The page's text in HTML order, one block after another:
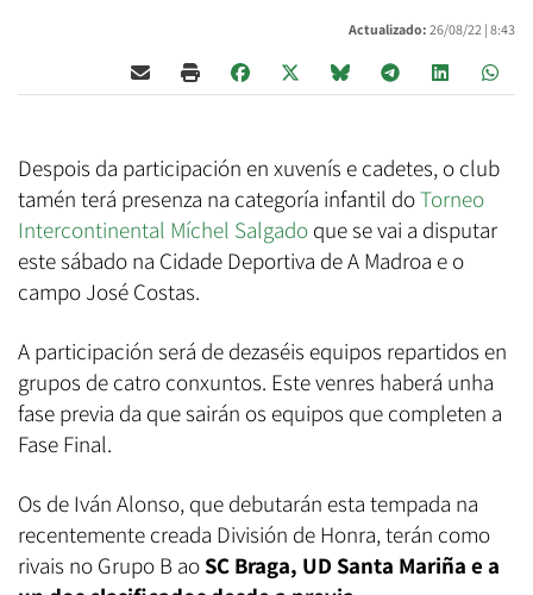
Actualizado: 26/08/22 | 8:43
Despois da participación en xuvenís e cadetes, o club
tamén terá presenza na categoría infantil doTorneo
Intercontinental Míchel Salgado que se vai a disputar
este sábado na Cidade Deportiva de A Madroa e o
campo José Costas.
A participación será de dezaséis equipos repartidos en
grupos de catro conxuntos. Este venres haberá unha
fase previa da que sairán os equipos que completen a
Fase Final.
Os de Iván Alonso, que debutarán esta tempada na
recentemente creada División de Honra, terán como
rivais no Grupo B aoSC Braga, UD Santa Mariña e a